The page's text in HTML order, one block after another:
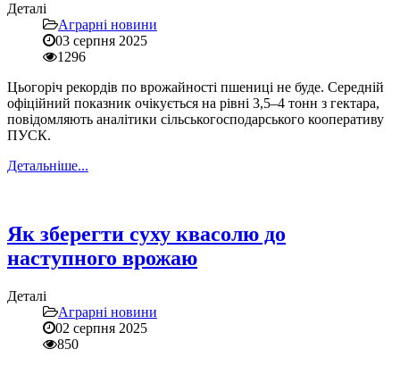
Деталі
Аграрні новини
03 серпня 2025
1296
Цьогоріч рекордів по врожайності пшениці не буде. Середній
офіційний показник очікується на рівні 3,5–4 тонн з гектара,
повідомляють аналітики сільськогосподарського кооперативу
ПУСК.
Детальніше...
Як зберегти суху квасолю до
наступного врожаю
Деталі
Аграрні новини
02 серпня 2025
850